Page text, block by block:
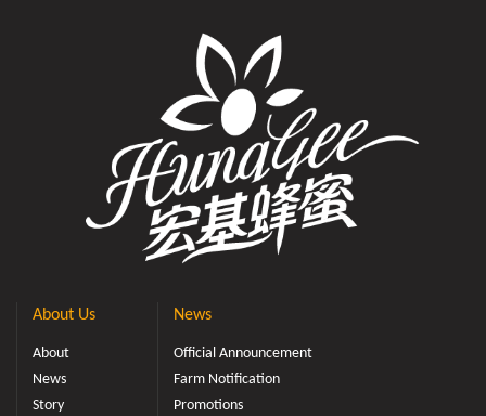
About Us
About
News
Story
News
Official Announcement
Farm Notification
Promotions